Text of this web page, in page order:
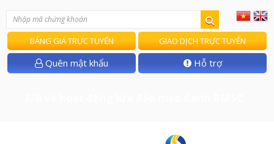
BẢNG GIÁ TRỰC TUYẾN GIAO DỊCH TRỰC TUYẾN
Quên mật khẩu Hỗ trợ